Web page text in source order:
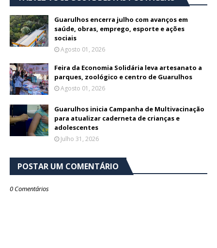
Guarulhos encerra julho com avanços em
saúde, obras, emprego, esporte e ações
sociais
Agosto 01, 2026
Feira da Economia Solidária leva artesanato a
parques, zoológico e centro de Guarulhos
Agosto 01, 2026
Guarulhos inicia Campanha de Multivacinação
para atualizar caderneta de crianças e
adolescentes
Julho 31, 2026
POSTAR UM COMENTÁRIO
0 Comentários